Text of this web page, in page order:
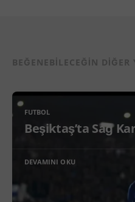
BEĞENEBILECEĞIN
FUTBOL
Beşiktaş’ta Sağ
DEVAMINI OKU